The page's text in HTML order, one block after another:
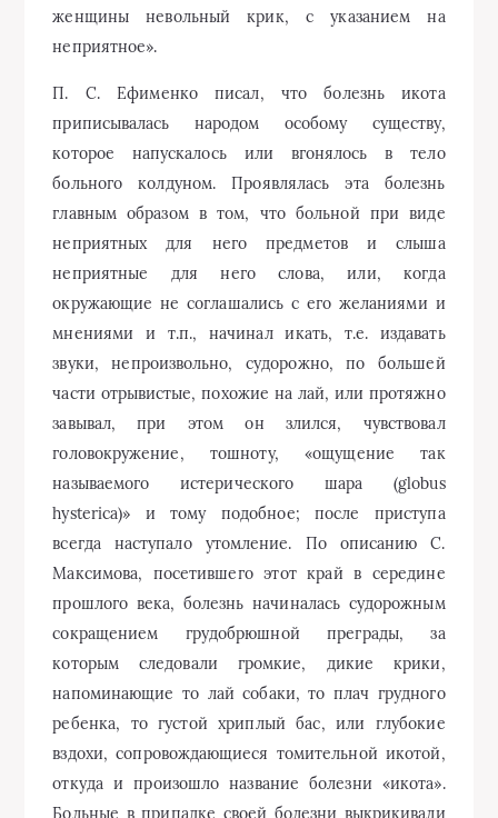
женщины невольный крик, с указанием на
неприятное».
П. С. Ефименко писал, что болезнь икота
приписывалась народом особому существу,
которое напускалось или вгонялось в тело
больного колдуном. Проявлялась эта болезнь
главным образом в том, что больной при виде
неприятных для него предметов и слыша
неприятные для него слова, или, когда
окружающие не соглашались с его желаниями и
мнениями и т.п., начинал икать, т.е. издавать
звуки, непроизвольно, судорожно, по большей
части отрывистые, похожие на лай, или протяжно
завывал, при этом он злился, чувствовал
головокружение, тошноту, «ощущение так
называемого истерического шара (globus
hysterica)» и тому подобное; после приступа
всегда наступало утомление. По описанию С.
Максимова, посетившего этот край в середине
прошлого века, болезнь начиналась судорожным
сокращением грудобрюшной преграды, за
которым следовали громкие, дикие крики,
напоминающие то лай собаки, то плач грудного
ребенка, то густой хриплый бас, или глубокие
вздохи, сопровождающиеся томительной икотой,
откуда и произошло название болезни «икота».
Больные в припадке своей болезни выкрикивали